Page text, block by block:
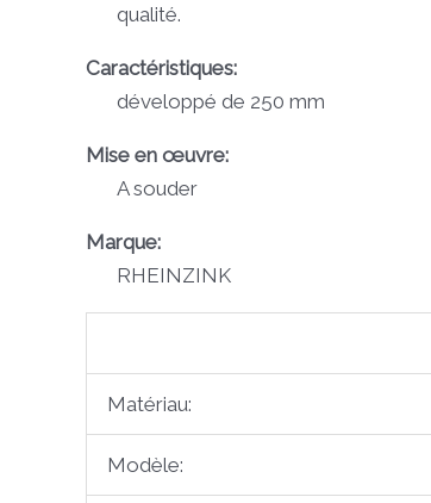
qualité.
Caractéristiques:
développé de 250 mm
Mise en œuvre:
A souder
Marque:
RHEINZINK
Matériau:
Modèle: